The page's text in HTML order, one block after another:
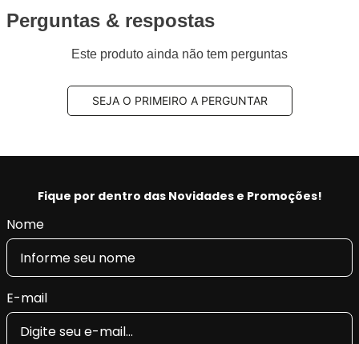
Perguntas & respostas
Este produto ainda não tem perguntas
SEJA O PRIMEIRO A PERGUNTAR
Fique por dentro das Novidades e Promoções!
Nome
E-mail